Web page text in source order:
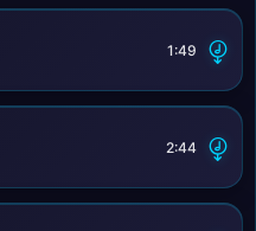
1:49
2:44